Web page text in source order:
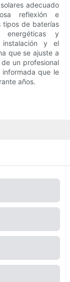
adecuado
reflexión e
tipos de baterías
energéticas y
y el
que se ajuste a
un profesional
informada que le
años.